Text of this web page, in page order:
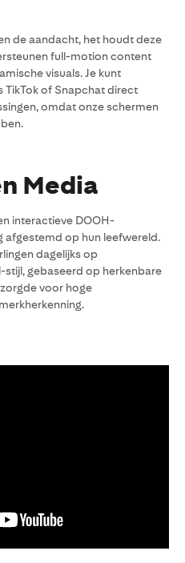
de aandacht, het houdt deze
full-motion content
visuals. Je kunt
of Snapchat direct
omdat onze schermen
Media
interactieve DOOH-
afgestemd op hun leefwereld.
dagelijks op
stijl, gebaseerd op herkenbare
voor hoge